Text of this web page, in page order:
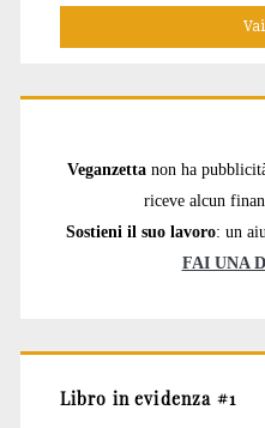
Veganzetta non ha
riceve alcun
Sostieni il suo lavoro: un
FAI UNA
Libro in evidenza #1